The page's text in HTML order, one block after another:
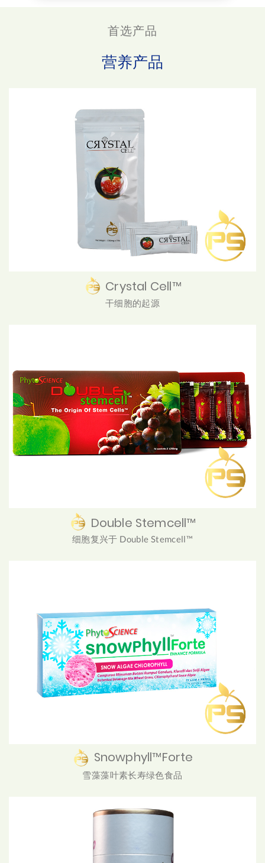
首选产品
营养产品
Crystal Cell™
干细胞的起源
Double Stemcell™
细胞复兴于 Double Stemcell™
Snowphyll™Forte
雪藻藻叶素长寿绿色食品